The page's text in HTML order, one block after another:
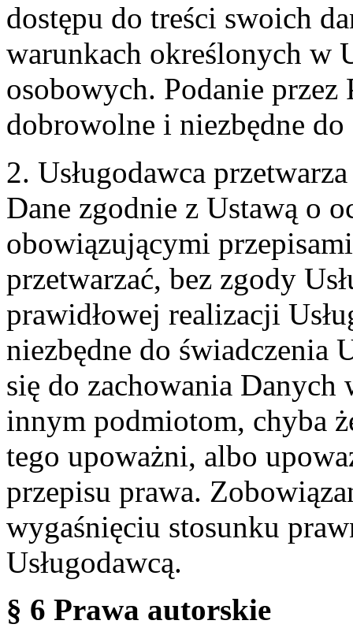
dostępu do treści swoich
warunkach określonych w
osobowych. Podanie przez
dobrowolne i niezbędne
2. Usługodawca
Dane zgodnie z Ustawą o
obowiązującymi
przetwarzać, bez zgody
prawidłowej realizacji
niezbędne do świadczenia
się do zachowania
innym podmiotom, chyba
tego upoważni, albo
przepisu prawa.
wygaśnięciu stosunku
Usługodawcą.
§ 6 Prawa autorskie